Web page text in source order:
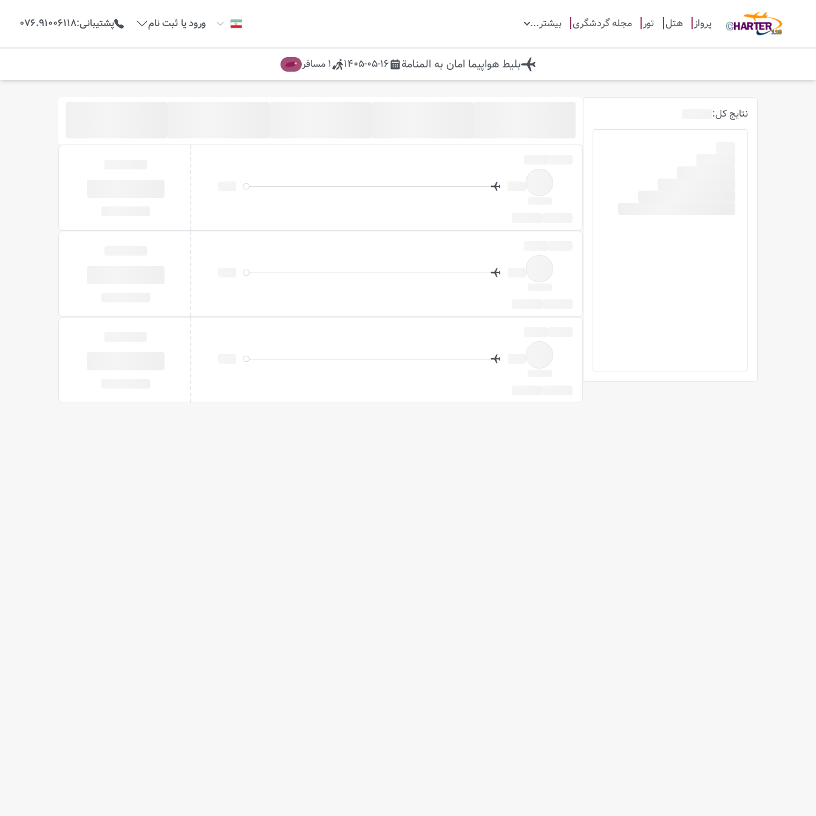
پرواز هتل تور مجله گردشگری بیشتر... ورود یا ثبت نام پشتیبانی:
076.91006118
بلیط هواپیما امان به المنامة 1405-05-16
1 مسافر
نتایج کل: